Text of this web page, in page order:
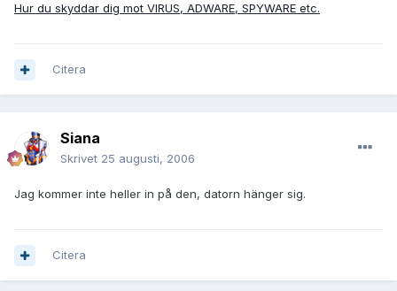
Hur du skyddar dig mot VIRUS, ADWARE, SPYWARE etc.
Citera
Siana
Skrivet 25 augusti, 2006
Jag kommer inte heller in på den, datorn hänger sig.
Citera